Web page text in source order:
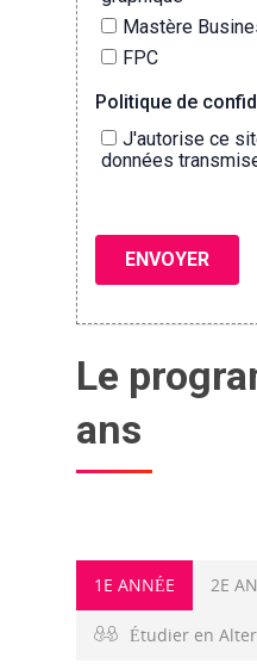
Le
ans
1E ANNÉE 2E
Étudier en